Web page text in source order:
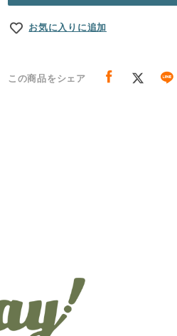
お気に入りに追加
この商品をシェア